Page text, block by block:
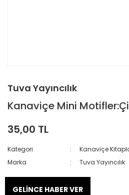
Tuva Yayıncılık
Kanaviçe Mini
35,00 TL
Kategori
Kanaviçe
Marka
Tuva Yayıncılık
GELİNCE HABER VER